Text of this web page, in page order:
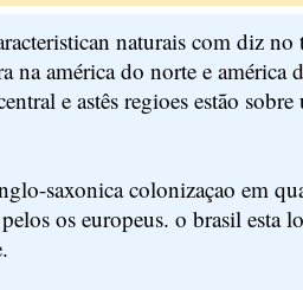
naturais com diz
na américa do norte e américa
e astês regioes estão
saxonica colonizaçao em
os europeus. o brasil esta